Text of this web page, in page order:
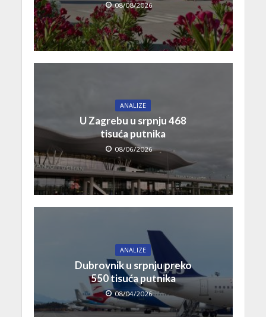
08/08/2026
ANALIZE
U Zagrebu u srpnju 468
tisuća putnika
08/06/2026
ANALIZE
Dubrovnik u srpnju preko
550 tisuća putnika
08/04/2026